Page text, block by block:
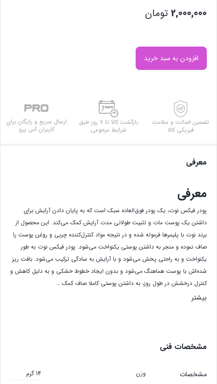
2,000,000 تومان
افزودن به سبد خرید
تضمین اصالت و سلامت
فیزیکی کالا
بازگشت کالا تا ۷ روز طبق
شرایط مرجوعی
ارسال سریع و رایگان برای
کاربران آس پرو
معرفی
معرفی
پودر فیکس نوت، یک پودر فوق‌العاده سبک است که به پایان دادن آرایش برای
داشتن یک پوست مات و تثبیت طولانی مدت آرایش کمک می‌کند. این محصول از
برند نوت با پلیمرها فرموله شده و در نتیجه مواد کنترل‌کننده چربی و روغن پوست را
صاف نموده و منجر به داشتن پوستی یکنواخت می‌شود. پودر فیکس نوت به طور
یکنواخت و به راحتی پخش می‌شود و با آرایش به سادگی ترکیب می‌شود. بافت ریز
شده‌اش با پوست هماهنگ می‌شود و بدون ایجاد خطوط خشکی و به دلیل کاهش و
کنترل درخشش در طول روز، به داشتن پوستی کاملا صاف کمک …
بیشتر
مشخصات فنی
مشخصات وزن
14 گرم